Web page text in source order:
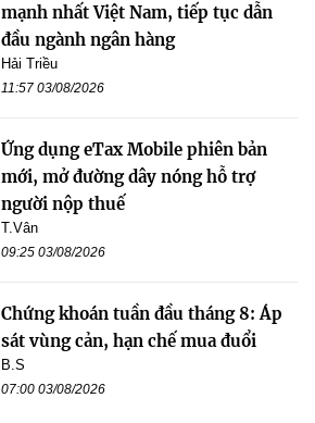
mạnh nhất Việt Nam, tiếp tục dẫn
đầu ngành ngân hàng
Hải Triều
11:57 03/08/2026
Ứng dụng eTax Mobile phiên bản
mới, mở đường dây nóng hỗ trợ
người nộp thuế
T.Vân
09:25 03/08/2026
Chứng khoán tuần đầu tháng 8: Áp
sát vùng cản, hạn chế mua đuổi
B.S
07:00 03/08/2026